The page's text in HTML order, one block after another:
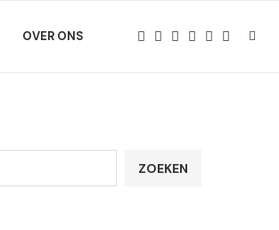
OVER ONS
ZOEKEN